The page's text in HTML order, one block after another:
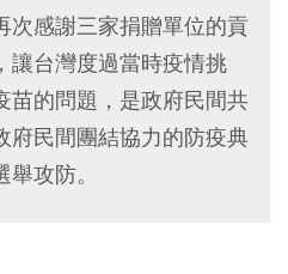
次感謝三家捐贈單位的貢
讓台灣度過當時疫情挑
苗的問題，是政府民間共
府民間團結協力的防疫典
攻防。